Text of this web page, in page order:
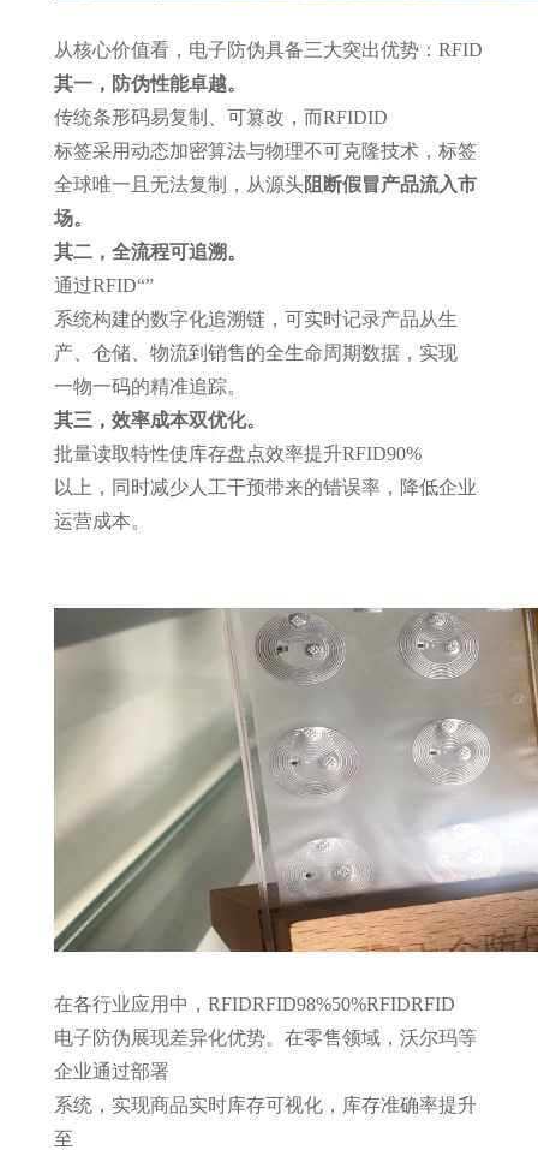
从核心价值看， RFID
电子防伪具备三大突出优势：
其一，防伪性能卓越。
传统条形码易复制、可篡改，而RFID
标签采用动态加密算法与物理不可克隆技术，标签
ID
全球唯一且无法复制，从源头阻断假冒产品流入市
场。
其二，全流程可追溯。
通过RFID
系统构建的数字化追溯链，可实时记录产品从生
产、仓储、物流到销售的全生命周期数据，实现
“
一物一码
”
的精准追踪。
其三，效率成本双优化。
RFID
批量读取特性使库存盘点效率提升
90%
以上，同时减少人工干预带来的错误率，降低企业
运营成本。
在各行业应用中， RFID
电子防伪展现差异化优势。在零售领域，沃尔玛等
企业通过部署
RFID
系统，实现商品实时库存可视化，库存准确率提升
至
98%50%RFIDRFID